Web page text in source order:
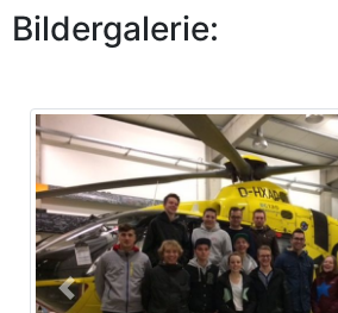
Bildergalerie:
Previous